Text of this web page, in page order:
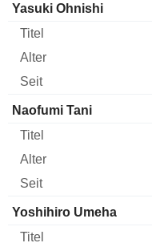
Yasuki Ohnishi
Naofumi Tani
Yoshihiro Umeha